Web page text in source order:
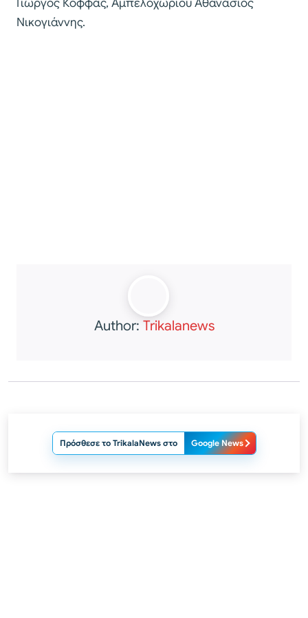
Γιώργος Κόφφας, Αμπελοχωρίου Αθανάσιος
Νικογιάννης.
Author: Trikalanews
Πρόσθεσε το TrikalaNews στο Google News